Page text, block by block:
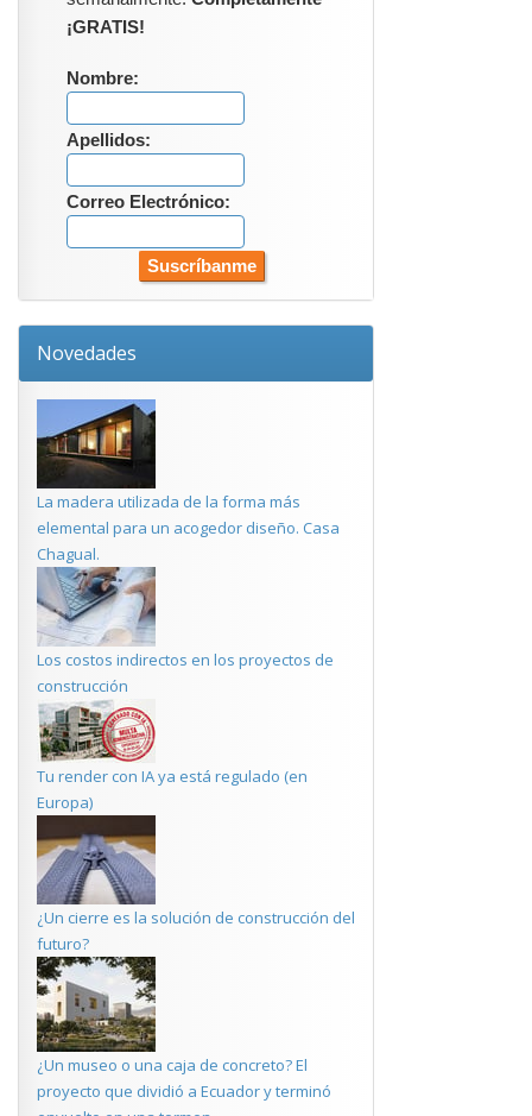
¡GRATIS!
Nombre:
Apellidos:
Correo Electrónico:
Novedades
La madera utilizada de la forma más
elemental para un acogedor diseño. Casa
Chagual.
Los costos indirectos en los proyectos de
construcción
Tu render con IA ya está regulado (en
Europa)
¿Un cierre es la solución de construcción del
futuro?
¿Un museo o una caja de concreto? El
proyecto que dividió a Ecuador y terminó